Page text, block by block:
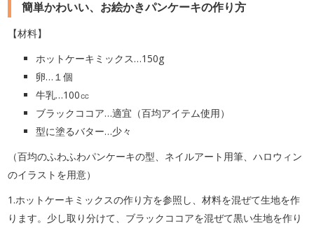
簡単かわいい、お絵かきパンケーキの作り方
【材料】
ホットケーキミックス…150g
卵…１個
牛乳…100㏄
ブラックココア…適宜（百均アイテム使用）
型に塗るバター…少々
（百均のふわふわパンケーキの型、ネイルアート用筆、ハロウィン
のイラストを用意）
1.ホットケーキミックスの作り方を参照し、材料を混ぜて生地を作
ります。少し取り分けて、ブラックココアを混ぜて黒い生地を作り